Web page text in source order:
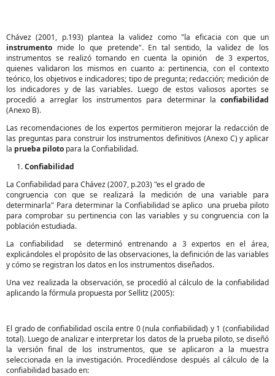
Chávez (2001, p.193) plantea la validez como "la eficacia con que un
instrumento mide lo que pretende". En tal sentido, la validez de los
instrumentos se realizó tomando en cuenta la opinión de 3 expertos,
quienes validaron los mismos en cuanto a: pertinencia, con el contexto
teórico, los objetivos e indicadores; tipo de pregunta; redacción; medición de
los indicadores y de las variables. Luego de estos valiosos aportes se
procedíó a arreglar los instrumentos para determinar la confiabilidad
(Anexo B).
Las recomendaciones de los expertos permitieron mejorar la redacción de
las preguntas para construir los instrumentos definitivos (Anexo C) y aplicar
la prueba piloto para la Confiabilidad.
Confiabilidad
La Confiabilidad para Chávez (2007, p.203) "es el grado de
congruencia con que se realizará la medición de una variable para
determinarla" Para determinar la Confiabilidad se aplico una prueba piloto
para comprobar su pertinencia con las variables y su congruencia con la
población estudiada.
La confiabilidad se determinó entrenando a 3expertos
en el área,
explicándoles el propósito de las observaciones, la definición de las variables
y cómo se registran los datos en los instrumentos diseñados.
Una vez realizada la observación, se procedíó al cálculo de la confiabilidad
aplicando la fórmula propuesta por Sellitz (2005):
El grado de confiabilidad oscila entre 0 (nula confiabilidad) y 1 (confiabilidad
total). Luego de analizar e interpretar los datos de la prueba piloto, se diseñó
la versión final de los instrumentos, que se aplicaron a la muestra
seleccionada en la investigación. Procedíéndose después al cálculo de la
confiabilidad basado en: